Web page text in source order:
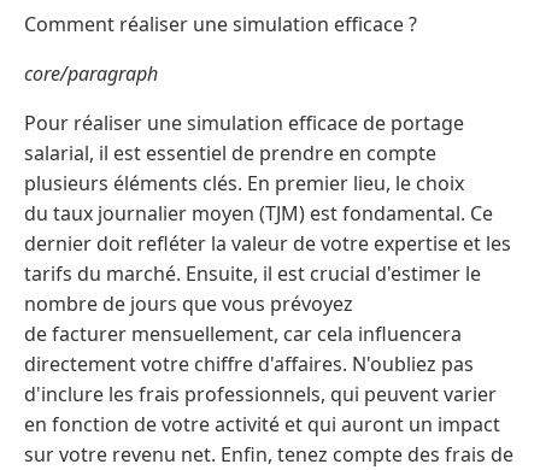
Comment réaliser une simulation efficace ?
core/paragraph
Pour réaliser une simulation efficace de portage
salarial, il est essentiel de prendre en compte
plusieurs éléments clés. En premier lieu, le choix
du taux journalier moyen (TJM) est fondamental. Ce
dernier doit refléter la valeur de votre expertise et les
tarifs du marché. Ensuite, il est crucial d'estimer le
nombre de jours que vous prévoyez
de facturer mensuellement, car cela influencera
directement votre chiffre d'affaires. N'oubliez pas
d'inclure les frais professionnels, qui peuvent varier
en fonction de votre activité et qui auront un impact
sur votre revenu net. Enfin, tenez compte des frais de